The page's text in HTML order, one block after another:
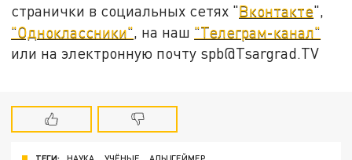
странички в социальных сетях "Вконтакте",
"Одноклассники" , на наш "Телеграм-канал"
или на электронную почту spb@Tsargrad.TV